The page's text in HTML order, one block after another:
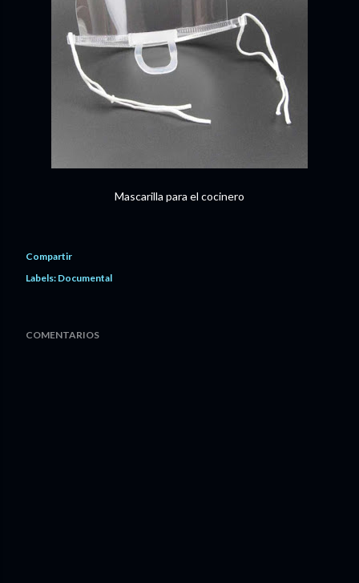
Mascarilla para el cocinero
Compartir
Labels: Documental
COMENTARIOS